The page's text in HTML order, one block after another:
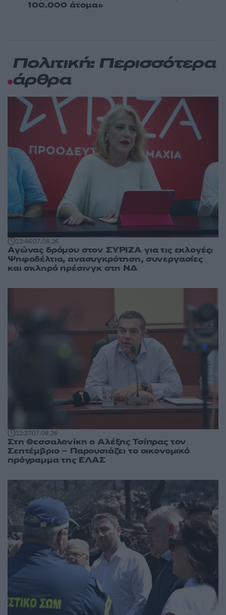
100.000 άτομα»
Πολιτική: Περισσότερα
άρθρα
12:4607.08.26
Αγώνας δρόμου στον ΣΥΡΙΖΑ για τις εκλογές:
Ψηφοδέλτια, ανασυγκρότηση, συνεργασίες
και σκληρό πρέσινγκ στη ΝΔ
12:2707.08.26
Στη Θεσσαλονίκη ο Αλέξης Τσίπρας τον
Σεπτέμβριο – Παρουσιάζει το οικονομικό
πρόγραμμα της ΕΛΑΣ